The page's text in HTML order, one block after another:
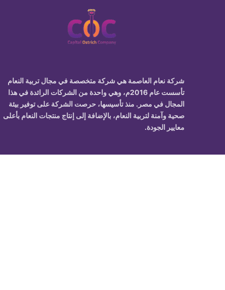
شركة نعام العاصمة هي شركة متخصصة في مجال تربية النعام
تأسست عام 2016م، وهي واحدة من الشركات الرائدة في هذا
المجال في مصر. منذ تأسيسها، حرصت الشركة على توفير بيئة
صحية وآمنة لتربية النعام، بالإضافة إلى إنتاج منتجات النعام بأعلى
معايير الجودة.